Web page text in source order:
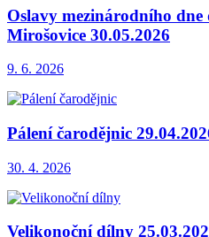
Oslavy mezinárodního dne
Mirošovice 30.05.2026
9. 6. 2026
Pálení čarodějnic
30. 4. 2026
Velikonoční dílny